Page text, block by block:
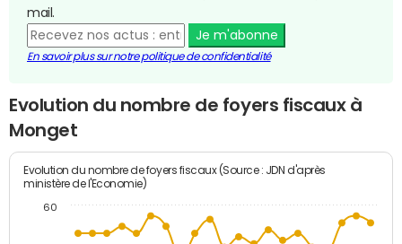
mail.
Je m'abonne
En savoir plus sur notre politique de confidentialité
Evolution du nombre de foyers fiscaux à
Monget
Evolution du nombre de foyers fiscaux (Source : JDN d'après
ministère de l'Economie)
60